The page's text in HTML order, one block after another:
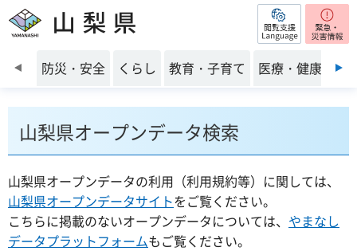
山梨県 閲覧支援
前のスライドを表示
防災・安全 くらし 教育・子育て 医療・健康・福
山梨県オープンデータ検索
山梨県オープンデータの利用（利用規約等）に関しては、
山梨県オープンデータサイトをご覧ください。
こちらに掲載のないオープンデータについては、 やまなし
データプラットフォームもご覧ください。